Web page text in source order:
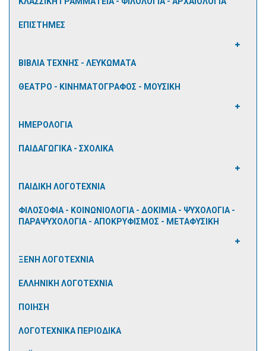
ΕΠΙΣΤΗΜΕΣ
ΒΙΒΛΙΑ ΤΕΧΝΗΣ - ΛΕΥΚΩΜΑΤΑ
ΘΕΑΤΡΟ - ΚΙΝΗΜΑΤΟΓΡΑΦΟΣ - ΜΟΥΣΙΚΗ
ΗΜΕΡΟΛΟΓΙΑ
ΠΑΙΔΑΓΩΓΙΚΑ - ΣΧΟΛΙΚΑ
ΠΑΙΔΙΚΗ ΛΟΓΟΤΕΧΝΙΑ
ΦΙΛΟΣΟΦΙΑ - ΚΟΙΝΩΝΙΟΛΟΓΙΑ - ΔΟΚΙΜΙΑ - ΨΥΧΟΛΟΓΙΑ -
ΠΑΡΑΨΥΧΟΛΟΓΙΑ - ΑΠΟΚΡΥΦΙΣΜΟΣ - ΜΕΤΑΦΥΣΙΚΗ
ΞΕΝΗ ΛΟΓΟΤΕΧΝΙΑ
ΕΛΛΗΝΙΚΗ ΛΟΓΟΤΕΧΝΙΑ
ΠΟΙΗΣΗ
ΛΟΓΟΤΕΧΝΙΚΑ ΠΕΡΙΟΔΙΚΑ